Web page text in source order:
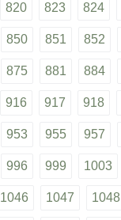
820 823 824
850 851 852
875 881 884
916 917 918
953 955 957
996 999 1003
1046 1047 1048